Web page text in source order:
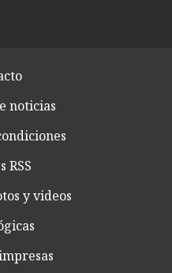
noticias
RSS
y videos